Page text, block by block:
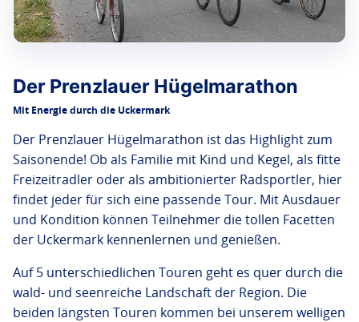
Der Prenzlauer Hügelmarathon
Mit Energie durch die Uckermark
Der Prenzlauer Hügelmarathon ist das Highlight zum
Saisonende! Ob als Familie mit Kind und Kegel, als fitte
Freizeitradler oder als ambitionierter Radsportler, hier
findet jeder für sich eine passende Tour. Mit Ausdauer
und Kondition können Teilnehmer die tollen Facetten
der Uckermark kennenlernen und genießen.
Auf 5 unterschiedlichen Touren geht es quer durch die
wald- und seenreiche Landschaft der Region. Die
beiden längsten Touren kommen bei unserem welligen